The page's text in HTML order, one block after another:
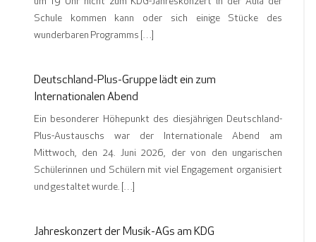
Schule kommen kann oder sich einige Stücke des
wunderbaren Programms […]
Deutschland-Plus-Gruppe lädt ein zum
Internationalen Abend
Ein besonderer Höhepunkt des diesjährigen Deutschland-
Plus-Austauschs war der Internationale Abend am
Mittwoch, den 24. Juni 2026, der von den ungarischen
Schülerinnen und Schülern mit viel Engagement organisiert
und gestaltet wurde. […]
Jahreskonzert der Musik-AGs am KDG